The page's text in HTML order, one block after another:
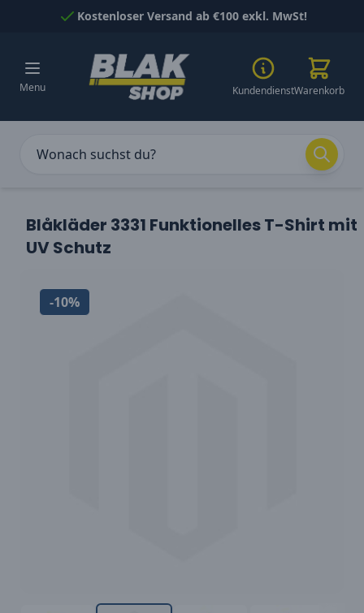
Skip to ContentKostenloser Versand ab €100 exkl. MwSt!
Menu KundendienstWarenkorb
Blåkläder 3331 Funktionelles T-Shirt mit
UV Schutz
-10%